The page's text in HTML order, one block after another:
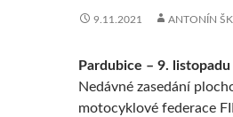
9.11.2021 ANTONÍN
Pardubice – 9. listopadu
Nedávné zasedání
motocyklové federace